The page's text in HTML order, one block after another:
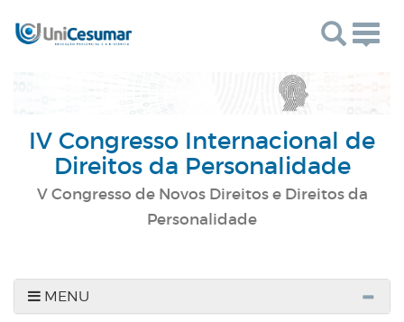
IV Congresso Internacional de
Direitos da Personalidade
V Congresso de Novos Direitos e Direitos da
Personalidade
MENU